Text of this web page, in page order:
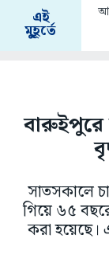
এই
মুহূর্তে
সাতসকালে
গিয়ে ৬৫
করা হয়েছে।